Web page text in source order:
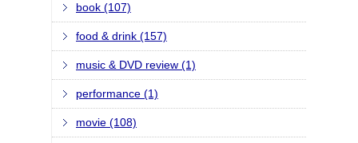
book (107)
food & drink (157)
music & DVD review (1)
performance (1)
movie (108)